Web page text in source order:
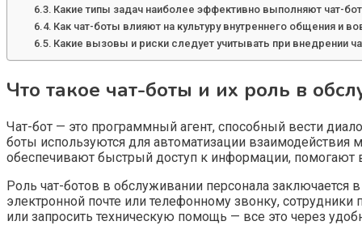
Какие типы задач наиболее эффективно выполняют чат-
Как чат-боты влияют на культуру внутреннего общения и
Какие вызовы и риски следует учитывать при внедрении
Что такое чат-боты и их роль в
Чат-бот — это программный агент, способный вести
боты используются для автоматизации взаимодействия
обеспечивают быстрый доступ к информации, помогают
Роль чат-ботов в обслуживании персонала
электронной почте или телефонному звонку,
или запросить техническую помощь — все это через